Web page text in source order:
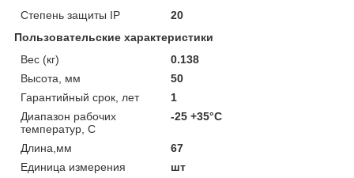
Степень защиты IP
20
Пользовательские характеристики
Вес (кг)
0.138
Высота, мм
50
Гарантийный срок, лет
1
Диапазон рабочих
температур, С
-25 +35°C
Длина,мм
67
Единица измерения
шт